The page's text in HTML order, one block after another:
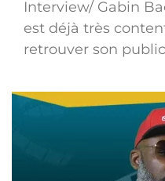
Interview/ Gabin
est déjà très
retrouver son